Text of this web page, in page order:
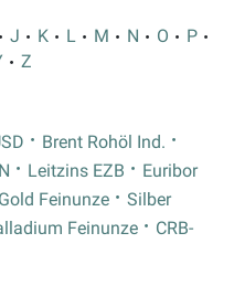
J K L M N O
P
Z
Brent Rohöl Ind.
Leitzins EZB
Euribor
Gold Feinunze
Silber
Feinunze
CRB-